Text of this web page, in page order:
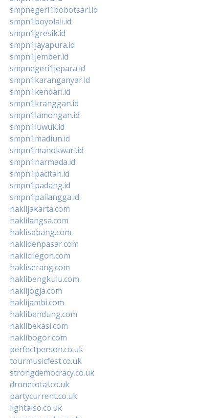
smpnegeri1bobotsari.id
smpn1boyolali.id
smpn1gresik.id
smpn1jayapura.id
smpn1jember.id
smpnegeri1jepara.id
smpn1karanganyar.id
smpn1kendari.id
smpn1kranggan.id
smpn1lamongan.id
smpn1luwuk.id
smpn1madiun.id
smpn1manokwari.id
smpn1narmada.id
smpn1pacitan.id
smpn1padang.id
smpn1pailangga.id
haklijakarta.com
haklilangsa.com
haklisabang.com
haklidenpasar.com
haklicilegon.com
hakliserang.com
haklibengkulu.com
haklijogja.com
haklijambi.com
haklibandung.com
haklibekasi.com
haklibogor.com
perfectperson.co.uk
tourmusicfest.co.uk
strongdemocracy.co.uk
dronetotal.co.uk
partycurrent.co.uk
lightalso.co.uk